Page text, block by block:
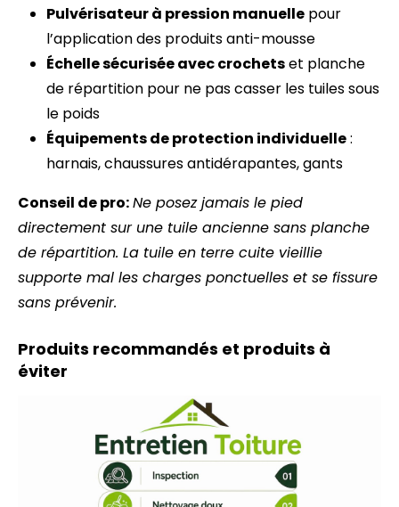
Pulvérisateur à pression manuelle pour
l’application des produits anti-mousse
Échelle sécurisée avec crochetset planche
de répartition pour ne pas casser les tuiles sous
le poids
Équipements de protection individuelle:
harnais, chaussures antidérapantes, gants
Conseil de pro:Ne posez jamais le pied
directement sur une tuile ancienne sans planche
de répartition. La tuile en terre cuite vieillie
supporte mal les charges ponctuelles et se fissure
sans prévenir.
Produits recommandés et produits à
éviter